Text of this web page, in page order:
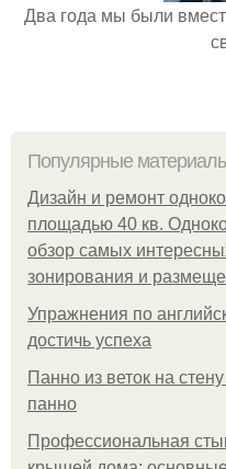
Два года мы были
Популярные
Дизайн и ремонт
площадью 40 кв.
обзор самых
зонирования и
Упражнения по
достичь успеха
Панно из веток на
панно
Профессиональная